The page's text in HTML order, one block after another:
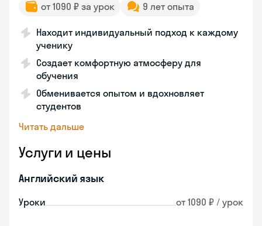
от 1090 ₽ за урок 9 лет опыта
Находит индивидуальный подход к каждому
ученику
Создает комфортную атмосферу для
обучения
Обменивается опытом и вдохновляет
студентов
Читать дальше
Услуги и цены
Английский язык
Уроки от 1090 ₽ / урок